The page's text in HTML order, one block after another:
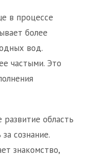
в процессе
более
вод.
частыми. Это
область
сознание.
знакомство,